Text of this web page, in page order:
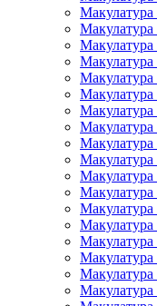
Макулатура
Макулатура
Макулатура
Макулатура
Макулатура
Макулатура
Макулатура